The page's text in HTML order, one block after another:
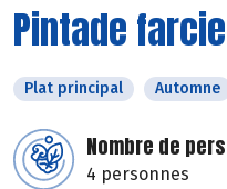
Pintade
Plat principal Automne
Nombre de
4 personnes